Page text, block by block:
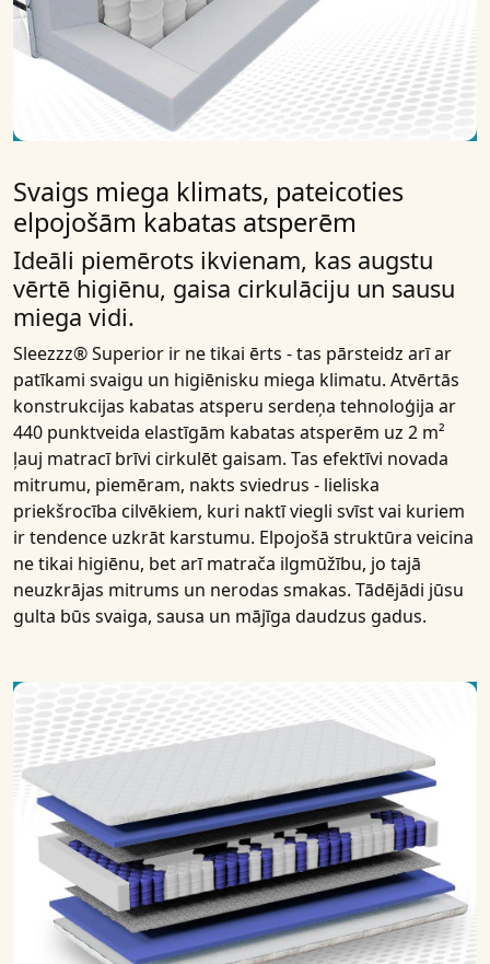
Svaigs miega klimats, pateicoties
elpojošām kabatas atsperēm
Ideāli piemērots ikvienam, kas augstu
vērtē higiēnu, gaisa cirkulāciju un sausu
miega vidi.
Sleezzz® Superior ir ne tikai ērts - tas pārsteidz arī ar
patīkami svaigu un higiēnisku miega klimatu. Atvērtās
konstrukcijas kabatas atsperu serdeņa tehnoloģija ar
440 punktveida elastīgām kabatas atsperēm uz 2 m²
ļauj matracī brīvi cirkulēt gaisam. Tas efektīvi novada
mitrumu, piemēram, nakts sviedrus - lieliska
priekšrocība cilvēkiem, kuri naktī viegli svīst vai kuriem
ir tendence uzkrāt karstumu. Elpojošā struktūra veicina
ne tikai higiēnu, bet arī matrača ilgmūžību, jo tajā
neuzkrājas mitrums un nerodas smakas. Tādējādi jūsu
gulta būs svaiga, sausa un mājīga daudzus gadus.